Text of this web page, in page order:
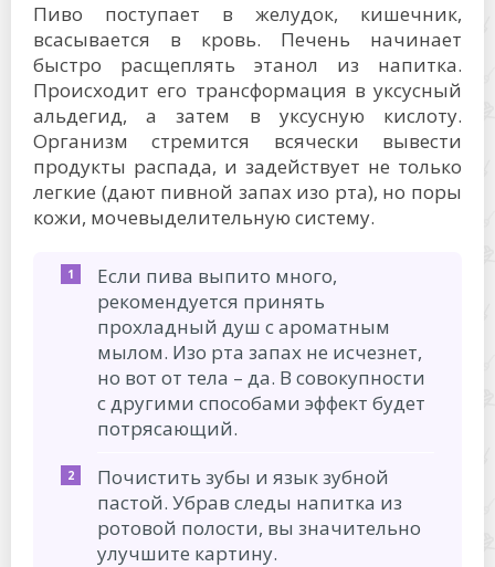
Пиво поступает в желудок, кишечник,
всасывается в кровь. Печень начинает
быстро расщеплять этанол из напитка.
Происходит его трансформация в уксусный
альдегид, а затем в уксусную кислоту.
Организм стремится всячески вывести
продукты распада, и задействует не только
легкие (дают пивной запах изо рта), но поры
кожи, мочевыделительную систему.
Если пива выпито много,
рекомендуется принять
прохладный душ с ароматным
мылом. Изо рта запах не исчезнет,
но вот от тела – да. В совокупности
с другими способами эффект будет
потрясающий.
Почистить зубы и язык зубной
пастой. Убрав следы напитка из
ротовой полости, вы значительно
улучшите картину.